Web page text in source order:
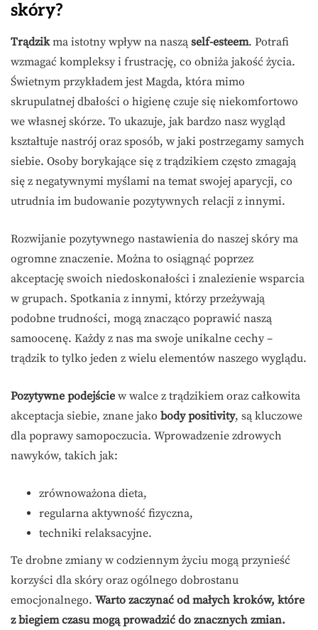
skóry?
Trądzikma istotny wpływ na naszą self-esteem. Potrafi
wzmagać kompleksy i frustrację, co obniża jakość życia.
Świetnym przykładem jest Magda, która mimo
skrupulatnej dbałości o higienę czuje się niekomfortowo
we własnej skórze. To ukazuje, jak bardzo nasz wygląd
kształtuje nastrój oraz sposób, w jaki postrzegamy samych
siebie. Osoby borykające się z trądzikiem często zmagają
się z negatywnymi myślami na temat swojej aparycji, co
utrudnia im budowanie pozytywnych relacji z innymi.
Rozwijanie pozytywnego nastawienia do naszej skóry ma
ogromne znaczenie. Można to osiągnąć poprzez
akceptację swoich niedoskonałości i znalezienie wsparcia
w grupach. Spotkania z innymi, którzy przeżywają
podobne trudności, mogą znacząco poprawić naszą
samoocenę. Każdy z nas ma swoje unikalne cechy –
trądzik to tylko jeden z wielu elementów naszego wyglądu.
Pozytywne podejście w walce z trądzikiem oraz całkowita
akceptacja siebie, znane jako body positivity, są kluczowe
dla poprawy samopoczucia. Wprowadzenie zdrowych
nawyków, takich jak:
zrównoważona dieta,
regularna aktywność fizyczna,
techniki relaksacyjne.
Te drobne zmiany w codziennym życiu mogą przynieść
korzyści dla skóry oraz ogólnego dobrostanu
emocjonalnego. Warto zaczynać od małych kroków, które
z biegiem czasu mogą prowadzić do znacznych zmian.